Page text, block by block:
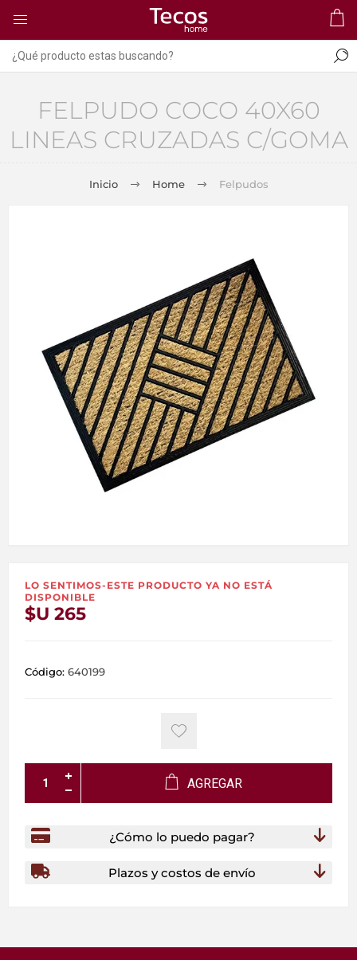
FELPUDO COCO 40X60
LINEAS CRUZADAS C/GOMA
Inicio Home Felpudos
LO SENTIMOS-ESTE PRODUCTO YA NO ESTÁ
DISPONIBLE
$U 265
Código: 640199
AGREGAR
¿Cómo lo puedo pagar?
Plazos y costos de envío